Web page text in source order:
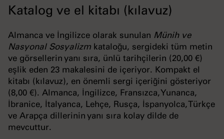
Katalog ve el kitabı (kılavuz)
Almanca ve İngilizce olarak sunulan Münih ve
Nasyonal Sosyalizm kataloğu, sergideki tüm metin
ve görsellerin yanı sıra, ünlü tarihçilerin (20,00 €)
eşlik eden 23 makalesini de içeriyor. Kompakt el
kitabı (kılavuz), en önemli sergi içeriğini gösteriyor
(8,00 €). Almanca, İngilizce, Fransızca, Yunanca,
İbranice, İtalyanca, Lehçe, Rusça, İspanyolca, Türkçe
ve Arapça dillerinin yanı sıra kolay dilde de
mevcuttur.